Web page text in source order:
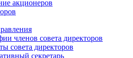
акционеров
членов совета директоров
совета директоров
секретарь